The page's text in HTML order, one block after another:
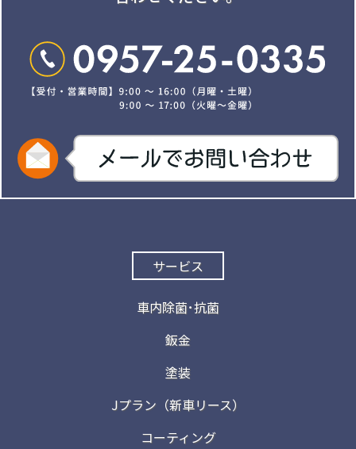
サービス
車内除菌･抗菌
鈑金
塗装
Jプラン（新車リース）
コーティング